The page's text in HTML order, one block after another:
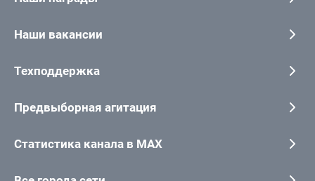
Наши вакансии
Техподдержка
Предвыборная агитация
Статистика канала в MAX